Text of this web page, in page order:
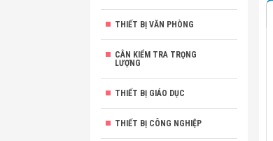
THIẾT BỊ VĂN PHÒNG
CÂN KIỂM TRA TRỌNG
LƯỢNG
THIẾT BỊ GIÁO DỤC
THIẾT BỊ CÔNG NGHIỆP